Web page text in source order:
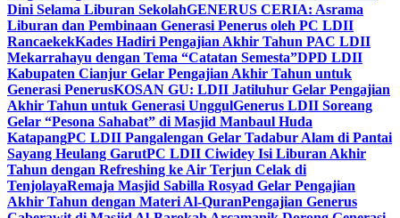
Dini Selama Liburan SekolahGENERUS CERIA: Asrama
Liburan dan Pembinaan Generasi Penerus oleh PC LDII
RancaekekKades Hadiri Pengajian Akhir Tahun PAC LDII
Mekarrahayu dengan Tema “Catatan Semesta”DPD LDII
Kabupaten Cianjur Gelar Pengajian Akhir Tahun untuk
Generasi PenerusKOSAN GU: LDII Jatiluhur Gelar Pengajian
Akhir Tahun untuk Generasi UnggulGenerus LDII Soreang
Gelar “Pesona Sahabat” di Masjid Manbaul Huda
KatapangPC LDII Pangalengan Gelar Tadabur Alam di Pantai
Sayang Heulang GarutPC LDII Ciwidey Isi Liburan Akhir
Tahun dengan Refreshing ke Air Terjun Celak di
TenjolayaRemaja Masjid Sabilla Rosyad Gelar Pengajian
Akhir Tahun dengan Materi Al-QuranPengajian Generus